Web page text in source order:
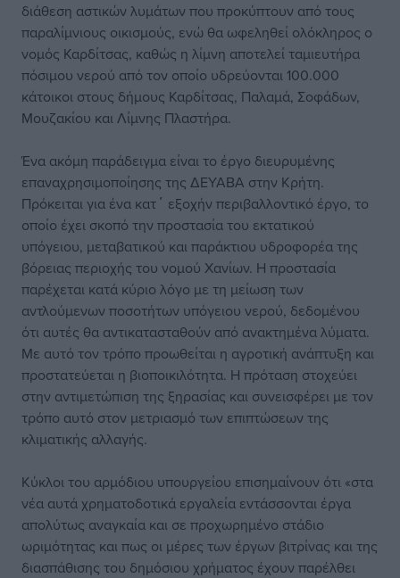
διάθεση αστικών λυμάτων που προκύπτουν από τους
παραλίμνιους οικισμούς, ενώ θα ωφεληθεί ολόκληρος ο
νομός Καρδίτσας, καθώς η λίμνη αποτελεί ταμιευτήρα
πόσιμου νερού από τον οποίο υδρεύονται 100.000
κάτοικοι στους δήμους Καρδίτσας, Παλαμά, Σοφάδων,
Μουζακίου και Λίμνης Πλαστήρα.
Ένα ακόμη παράδειγμα είναι το έργο διευρυμένης
επαναχρησιμοποίησης της ΔΕΥΑΒΑ στην Κρήτη.
Πρόκειται για ένα κατ΄ εξοχήν περιβαλλοντικό έργο, το
οποίο έχει σκοπό την προστασία του εκτατικού
υπόγειου, μεταβατικού και παράκτιου υδροφορέα της
βόρειας περιοχής του νομού Χανίων. Η προστασία
παρέχεται κατά κύριο λόγο με τη μείωση των
αντλούμενων ποσοτήτων υπόγειου νερού, δεδομένου
ότι αυτές θα αντικατασταθούν από ανακτημένα λύματα.
Με αυτό τον τρόπο προωθείται η αγροτική ανάπτυξη και
προστατεύεται η βιοποικιλότητα. Η πρόταση στοχεύει
στην αντιμετώπιση της ξηρασίας και συνεισφέρει με τον
τρόπο αυτό στον μετριασμό των επιπτώσεων της
κλιματικής αλλαγής.
Κύκλοι του αρμόδιου υπουργείου επισημαίνουν ότι «στα
νέα αυτά χρηματοδοτικά εργαλεία εντάσσονται έργα
απολύτως αναγκαία και σε προχωρημένο στάδιο
ωριμότητας και πως οι μέρες των έργων βιτρίνας και της
διασπάθισης του δημόσιου χρήματος έχουν παρέλθει